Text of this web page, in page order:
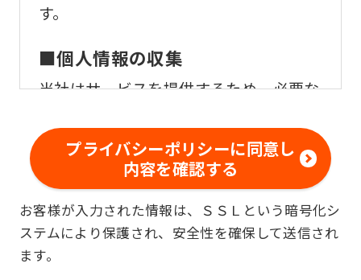
す。
■個人情報の収集
当社はサービスを提供するため、必要な
客様の個人情報を収集いたします。
■個人情報の利用
お客様からお預かりした個人情報は、以
下の目的で使用させて頂きます。また、
違法または不当な行為を助長し、または
プライバシーポリシーに同意し
内容を確認する
お客様が入力された情報は、ＳＳＬという暗号化シ
ステムにより保護され、安全性を確保して送信され
ます。